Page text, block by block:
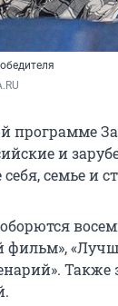
программе
и
семье и
Также